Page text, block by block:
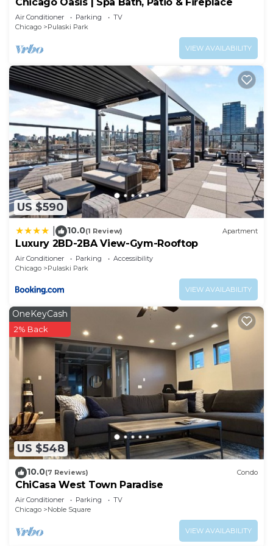
Air Conditioner Parking
TV
Chicago
Pulaski Park
VIEW AVAILABILITY
US $590
10.0(1 Review) Apartment
Luxury 2BD-2BA View-Gym-Rooftop
Air Conditioner Parking
Accessibility
Chicago
Pulaski Park
VIEW AVAILABILITY
US $548
OneKeyCash
2% Back
10.0(7 Reviews) Condo
ChiCasa West Town Paradise
Air Conditioner Parking
TV
Chicago
Noble Square
VIEW AVAILABILITY